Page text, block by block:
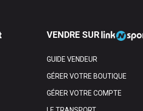
VENDRE SUR
GUIDE VENDEUR
GÉRER VOTRE BOUTIQUE
GÉRER VOTRE COMPTE